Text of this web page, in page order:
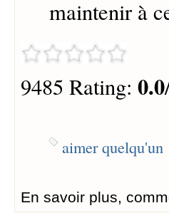
maintenir à
9485 Rating: 0.0
aimer quelqu'un
En savoir plus,